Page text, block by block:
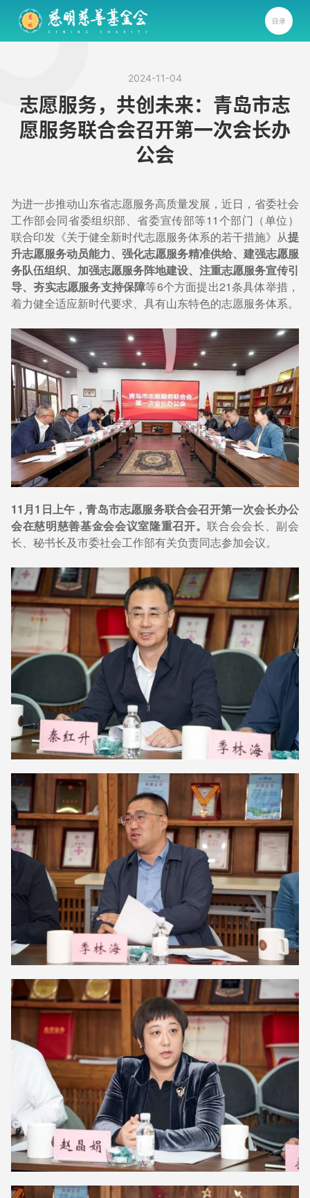
目录
2024-11-04
志愿服务，共创未来：青岛市志
愿服务联合会召开第一次会长办
公会
为进一步推动山东省志愿服务高质量发展，近日，省委社会
工作部会同省委组织部、省委宣传部等11个部门（单位）
联合印发《关于健全新时代志愿服务体系的若干措施》从提
升志愿服务动员能力、强化志愿服务精准供给、建强志愿服
务队伍组织、加强志愿服务阵地建设、注重志愿服务宣传引
导、夯实志愿服务支持保障等6个方面提出21条具体举措，
着力健全适应新时代要求、具有山东特色的志愿服务体系。
11月1日上午，青岛市志愿服务联合会召开第一次会长办公
会在慈明慈善基金会会议室隆重召开。联合会会长、副会
长、秘书长及市委社会工作部有关负责同志参加会议。